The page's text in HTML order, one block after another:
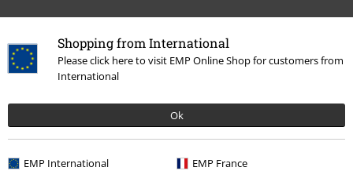
Shopping from International
Please click here to visit EMP Online Shop for customers from
International
Ok
EMP International EMP France